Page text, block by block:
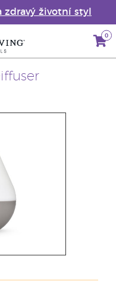
zdravý životní styl
0